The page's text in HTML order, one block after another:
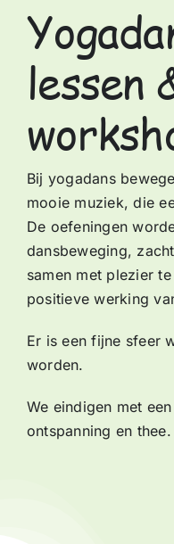
lessen
Bij yogadans
mooie muziek, die
De oefeningen
dansbeweging,
samen met plezier
positieve werking
Er is een fijne sfeer
worden.
We eindigen met
ontspanning en thee.